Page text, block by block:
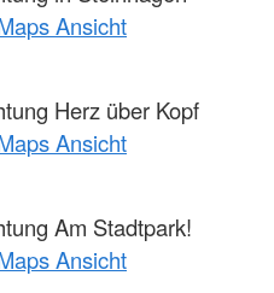
Ansicht
Herz über Kopf
Ansicht
Am Stadtpark!
Ansicht